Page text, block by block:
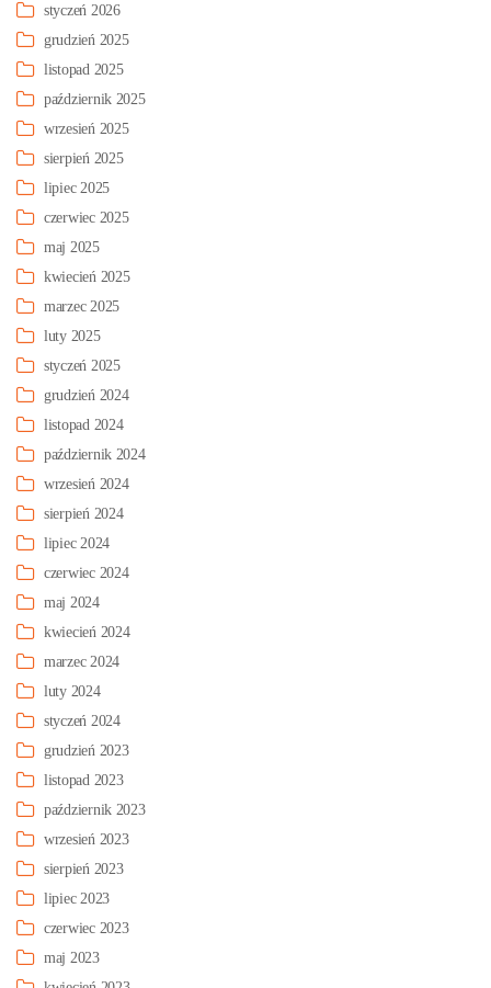
styczeń 2026
grudzień 2025
listopad 2025
październik 2025
wrzesień 2025
sierpień 2025
lipiec 2025
czerwiec 2025
maj 2025
kwiecień 2025
marzec 2025
luty 2025
styczeń 2025
grudzień 2024
listopad 2024
październik 2024
wrzesień 2024
sierpień 2024
lipiec 2024
czerwiec 2024
maj 2024
kwiecień 2024
marzec 2024
luty 2024
styczeń 2024
grudzień 2023
listopad 2023
październik 2023
wrzesień 2023
sierpień 2023
lipiec 2023
czerwiec 2023
maj 2023